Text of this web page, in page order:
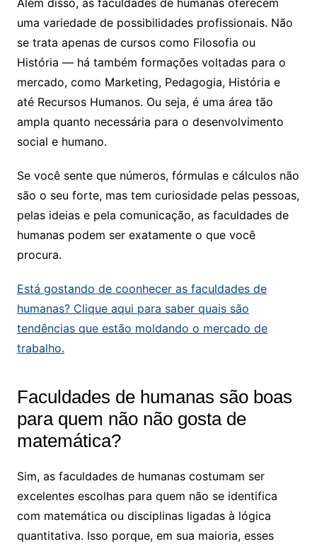
Além disso, as faculdades de humanas oferecem
uma variedade de possibilidades profissionais. Não
se trata apenas de cursos como Filosofia ou
História — há também formações voltadas para o
mercado, como Marketing, Pedagogia, História e
até Recursos Humanos. Ou seja, é uma área tão
ampla quanto necessária para o desenvolvimento
social e humano.
Se você sente que números, fórmulas e cálculos não
são o seu forte, mas tem curiosidade pelas pessoas,
pelas ideias e pela comunicação, as faculdades de
humanas podem ser exatamente o que você
procura.
Está gostando de coonhecer as faculdades de
humanas? Clique aqui para saber quais são
tendências que estão moldando o mercado de
trabalho.
Faculdades de humanas são boas
para quem não não gosta de
matemática?
Sim, as faculdades de humanas costumam ser
excelentes escolhas para quem não se identifica
com matemática ou disciplinas ligadas à lógica
quantitativa. Isso porque, em sua maioria, esses